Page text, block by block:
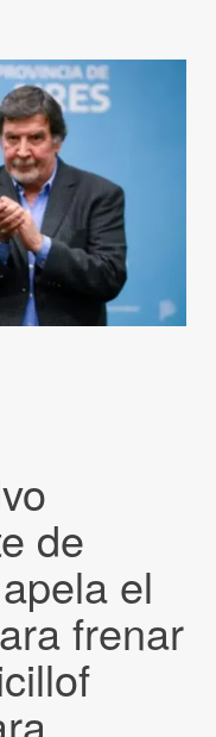
de
el
frenar